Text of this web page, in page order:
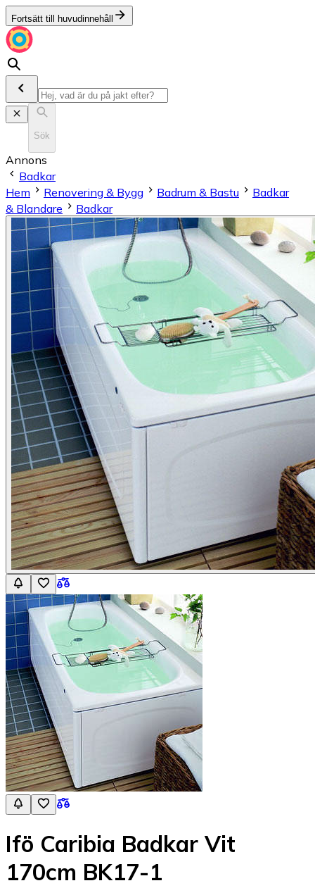
Fortsätt till huvudinnehåll
Sök
Annons
Badkar
Hem
Renovering & Bygg Badrum & Bastu
Badkar
& Blandare
Badkar
Ifö Caribia Badkar Vit
170cm BK17-1